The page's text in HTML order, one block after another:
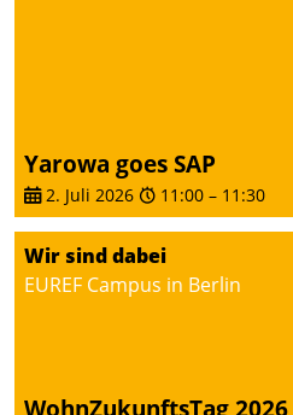
zielgerichtete
Mieterbefragungen – eine
starke Grundlage für
intelligente,
datengestützte
Entscheidungen.
Yarowa goes SAP
2. Juli 2026 11:00 – 11:30
Wir sind dabei
EUREF Campus in Berlin
WohnZukunftsTag 2026